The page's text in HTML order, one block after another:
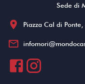
Sede di
location_on Piazza Cal di Ponte,
mail_outline